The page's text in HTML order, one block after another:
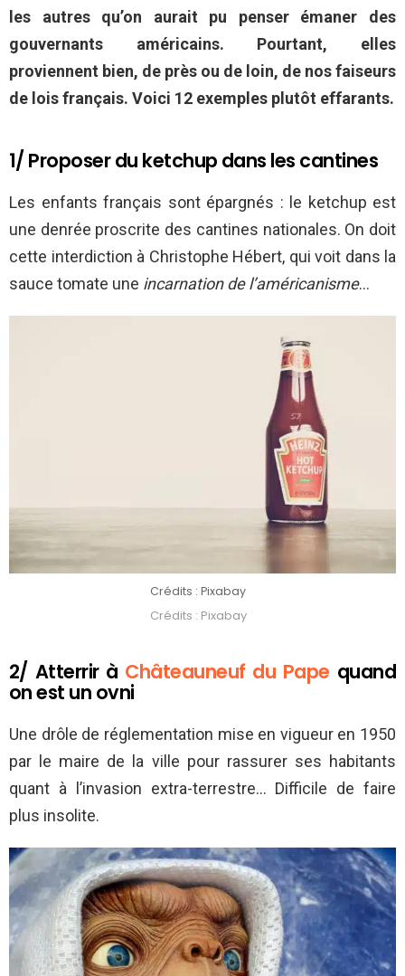
les autres qu’on aurait pu penser émaner des
gouvernants américains. Pourtant, elles
proviennent bien, de près ou de loin, de nos faiseurs
de lois français. Voici 12 exemples plutôt effarants.
1/ Proposer du ketchup dans les cantines
Les enfants français sont épargnés : le ketchup est
une denrée proscrite des cantines nationales. On doit
cette interdiction à Christophe Hébert, qui voit dans la
sauce tomate une incarnation de l’américanisme…
Crédits : Pixabay
Crédits : Pixabay
2/ Atterrir à Châteauneuf du Pape quand
on est un ovni
Une drôle de réglementation mise en vigueur en 1950
par le maire de la ville pour rassurer ses habitants
quant à l’invasion extra-terrestre… Difficile de faire
plus insolite.